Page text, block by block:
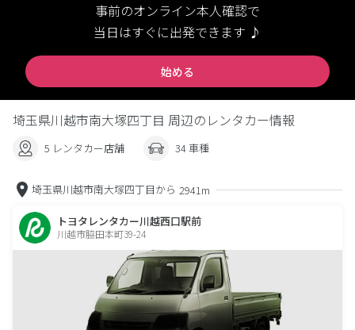
事前のオンライン本人確認で
当日はすぐに出発できます ♪
始める
埼玉県川越市南大塚四丁目 周辺のレンタカー情報
5 レンタカー店舗 34 車種
埼玉県川越市南大塚四丁目から 2941m
トヨタレンタカー川越西口駅前
川越市脇田本町39-24